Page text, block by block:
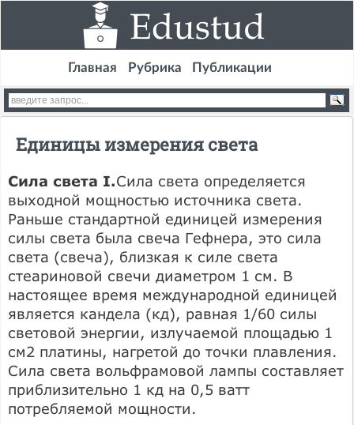
Главная Рубрика Публикации
Единицы измерения света
Сила света I.Сила света определяется
выходной мощностью источника света.
Раньше стандартной единицей измерения
силы света была свеча Гефнера, это сила
света (свеча), близкая к силе света
стеариновой свечи диаметром 1 см. В
настоящее время международной единицей
является кандела (кд), равная 1/60 силы
световой энергии, излучаемой площадью 1
см2 платины, нагретой до точки плавления.
Сила света вольфрамовой лампы составляет
приблизительно 1 кд на 0,5 ватт
потребляемой мощности.